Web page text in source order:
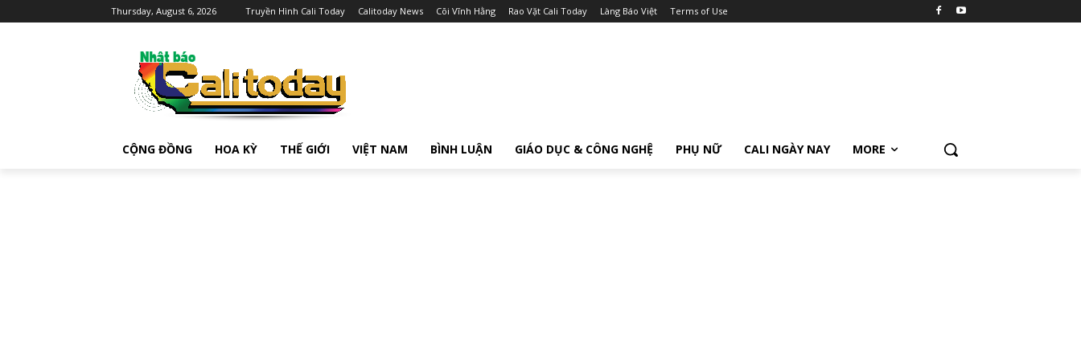
Thursday, August 6, 2026 Truyền Hình Cali Today Calitoday News Cõi Vĩnh Hằng Rao Vặt Cali Today Làng Báo Việt Terms of Use
CỘNG ĐỒNG HOA KỲ THẾ GIỚI VIỆT NAM BÌNH LUẬN GIÁO DỤC & CÔNG NGHỆ PHỤ NỮ CALI NGÀY NAY MORE